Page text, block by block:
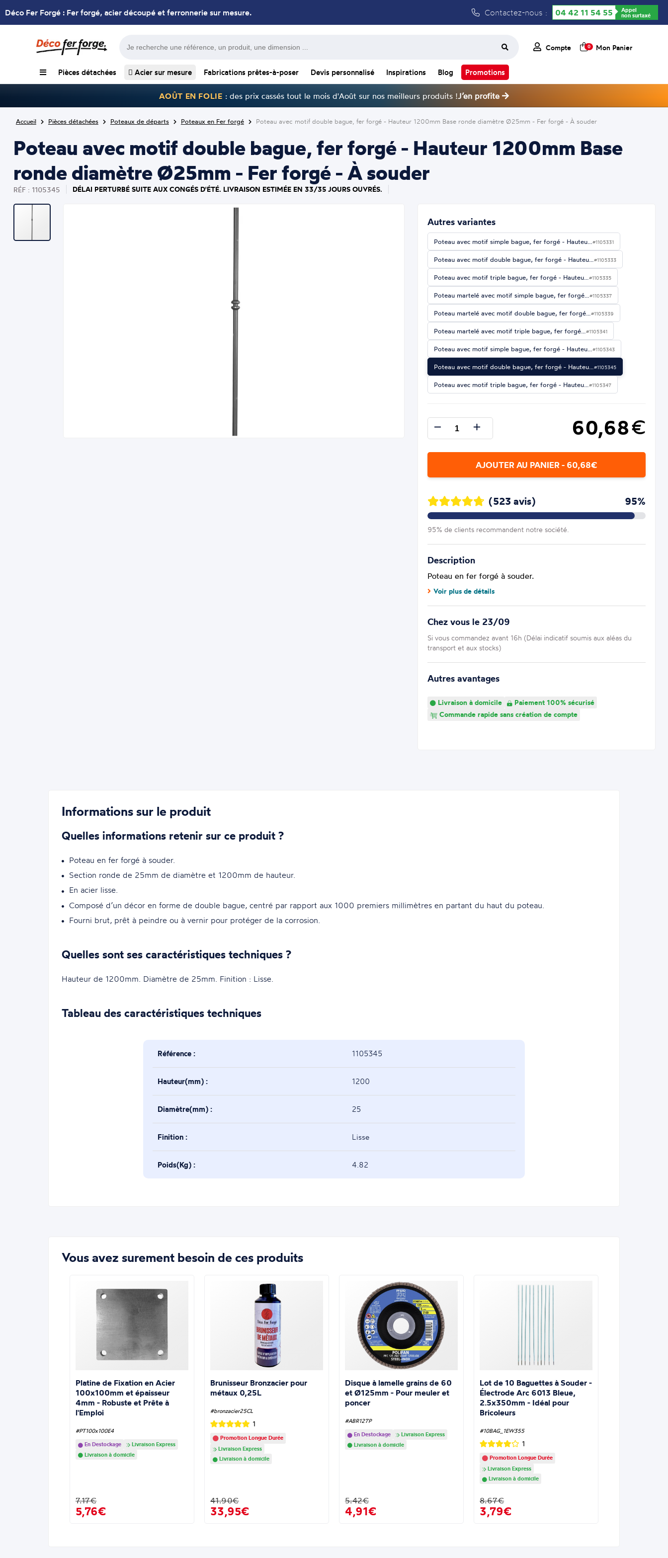
Déco Fer Forgé : Fer forgé, acier découpé et ferronnerie sur mesure. Contactez-nous : 04 42 11 54 55 Appel
non surtaxé
Compte 0 Mon Panier
Pièces détachées Acier sur mesure Fabrications prêtes-à-poser Devis personnalisé Inspirations Blog Promotions
AOÛT EN FOLIE : des prix cassés tout le mois d'Août sur nos meilleurs produits !J’en profite
Accueil Pièces détachées Poteaux de départs Poteaux en Fer forgé Poteau avec motif double bague, fer forgé - Hauteur 1200mm Base ronde diamètre Ø25mm - Fer forgé - À souder
Poteau avec motif double bague, fer forgé - Hauteur 1200mm Base
ronde diamètre Ø25mm - Fer forgé - À souder
RÉF : 1105345 DÉLAI PERTURBÉ SUITE AUX CONGÉS D'ÉTÉ. LIVRAISON ESTIMÉE EN 33/35 JOURS OUVRÉS.
Autres variantes
Poteau avec motif simple bague, fer forgé - Hauteu… #1105331
Poteau avec motif double bague, fer forgé - Hauteu… #1105333
Poteau avec motif triple bague, fer forgé - Hauteu… #1105335
Poteau martelé avec motif simple bague, fer forgé… #1105337
Poteau martelé avec motif double bague, fer forgé… #1105339
Poteau martelé avec motif triple bague, fer forgé… #1105341
Poteau avec motif simple bague, fer forgé - Hauteu… #1105343
Poteau avec motif double bague, fer forgé - Hauteu… #1105345
Poteau avec motif triple bague, fer forgé - Hauteu… #1105347
60,68€
AJOUTER AU PANIER - 60,68€
(523 avis) 95%
95% de clients recommandent notre société.
Description
Poteau en fer forgé à souder.
Voir plus de détails
Chez vous le 23/09
Si vous commandez avant 16h (Délai indicatif soumis aux aléas du
transport et aux stocks)
Autres avantages
Livraison à domicile
Paiement 100% sécurisé
Commande rapide sans création de compte
Informations sur le produit
Quelles informations retenir sur ce produit ?
Poteau en fer forgé à souder.
Section ronde de 25mm de diamètre et 1200mm de hauteur.
En acier lisse.
Composé d’un décor en forme de double bague, centré par rapport aux 1000 premiers millimètres en partant du haut du poteau.
Fourni brut, prêt à peindre ou à vernir pour protéger de la corrosion.
Quelles sont ses caractéristiques techniques ?
Hauteur de 1200mm. Diamètre de 25mm. Finition : Lisse.
Tableau des caractéristiques techniques
Référence : 1105345
Hauteur(mm) : 1200
Diamètre(mm) : 25
Finition : Lisse
Poids(Kg) : 4.82
Vous avez surement besoin de ces produits
Platine de Fixation en Acier
100x100mm et épaisseur
4mm - Robuste et Prête à
l'Emploi
#PT100x100E4
En Destockage
Livraison Express
Livraison à domicile
7.17€
5,76€
Brunisseur Bronzacier pour
métaux 0,25L
#bronzacier25CL
1
Promotion Longue Durée
Livraison Express
Livraison à domicile
41.90€
33,95€
Disque à lamelle grains de 60
et Ø125mm - Pour meuler et
poncer
#ABR127P
En Destockage
Livraison Express
Livraison à domicile
5.42€
4,91€
Lot de 10 Baguettes à Souder -
Électrode Arc 6013 Bleue,
2.5x350mm - Idéal pour
Bricoleurs
#10BAG_1EW355
1
Promotion Longue Durée
Livraison Express
Livraison à domicile
8.67€
3,79€